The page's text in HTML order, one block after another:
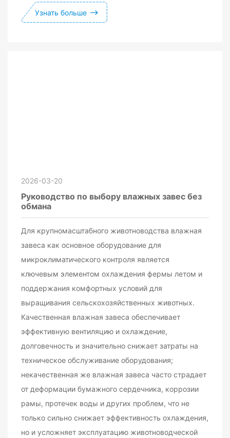
Узнать больше
2026-03-20
Руководство по выбору влажных завес без
обмана
Для крупномасштабного животноводства влажная
завеса как основное оборудование для
микроклиматического контроля является
ключевым элементом охлаждения фермы летом и
поддержания комфортных условий для
выращивания сельскохозяйственных животных.
Качественная влажная завеса обеспечивает
эффективную вентиляцию и охлаждение,
долговечность и значительно снижает затраты на
техническое обслуживание оборудования;
некачественная же влажная завеса часто страдает
от деформации бумажного сердечника, коррозии
рамы, протечек воды и других проблем, что не
только сильно снижает эффективность охлаждения,
но и усложняет эксплуатацию животноводческой